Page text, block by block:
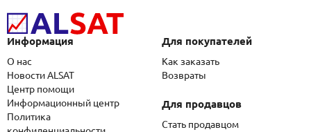
Информация
О нас
Новости ALSAT
Центр помощи
Информационный центр
Политика
Для покупателей
Как заказать
Возвраты
Для продавцов
Стать продавцом